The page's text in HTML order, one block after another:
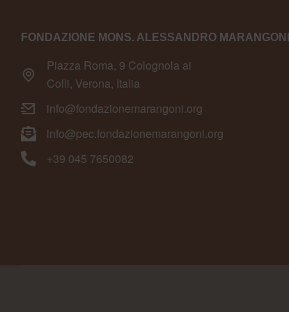
FONDAZIONE MONS. ALESSANDRO MARANGONI
Piazza Roma, 9 Colognola ai
Colli, Verona, Italia
info@fondazionemarangoni.org
info@pec.fondazionemarangoni.org
+39 045 7650082